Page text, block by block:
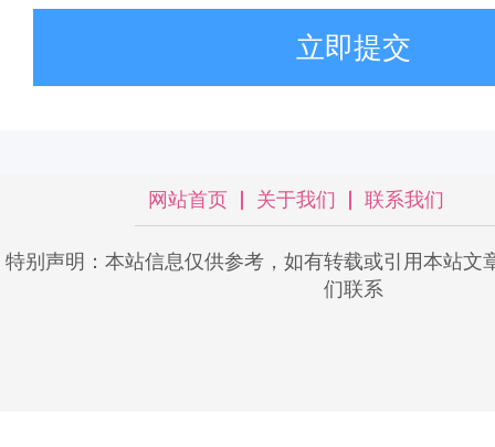
立即提交
网站首页 关于我们 联系我们
特别声明：本站信息仅供参考，如有转载或引用本站文
们联系